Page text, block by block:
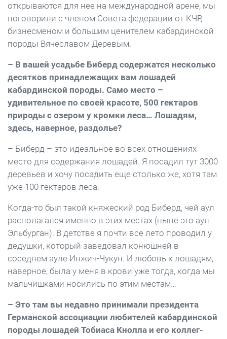
открываются для нее на международной арене, мы
поговорили с членом Совета федерации от КЧР,
бизнесменом и большим ценителем кабардинской
породы Вячеславом Деревым.
– В вашей усадьбе Биберд содержатся несколько
десятков принадлежащих вам лошадей
кабардинской породы. Само место –
удивительное по своей красоте, 500 гектаров
природы с озером у кромки леса… Лошадям,
здесь, наверное, раздолье?
– Биберд – это идеальное во всех отношениях
место для содержания лошадей. Я посадил тут 3000
деревьев и хочу посадить еще столько же, хотя там
уже 100 гектаров леса.
Когда-то был такой княжеский род Биберд, чей аул
располагался именно в этих местах (ныне это аул
Эльбурган). В детстве я почти все лето проводил у
дедушки, который заведовал конюшней в
соседнем ауле Инжич-Чукун. И любовь к лошадям,
наверное, была у меня в крови уже тогда, когда мы
мальчишками носились по этим местам…
– Это там вы недавно принимали президента
Германской ассоциации любителей кабардинской
породы лошадей Тобиаса Кнолла и его коллег-